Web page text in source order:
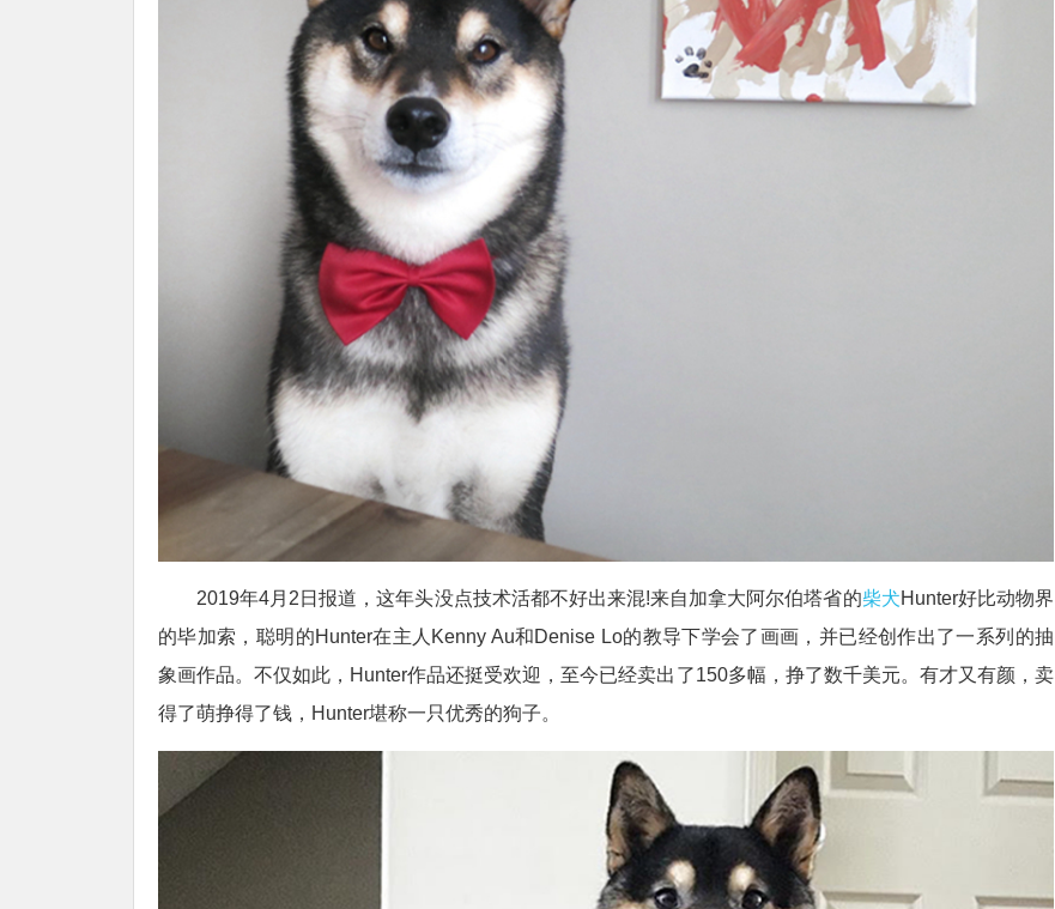
2019年4月2日报道，这年头没点技术活都不好出来混!来自加拿大阿尔伯塔省的柴犬Hunter好比动物界
的毕加索，聪明的Hunter在主人Kenny Au和Denise Lo的教导下学会了画画，并已经创作出了一系列的抽
象画作品。不仅如此，Hunter作品还挺受欢迎，至今已经卖出了150多幅，挣了数千美元。有才又有颜，卖
得了萌挣得了钱，Hunter堪称一只优秀的狗子。